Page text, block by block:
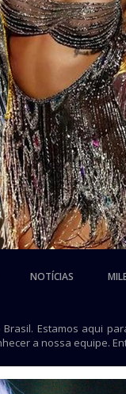
NOTÍCIAS
Brasil. Estamos aqui
a nossa equipe.